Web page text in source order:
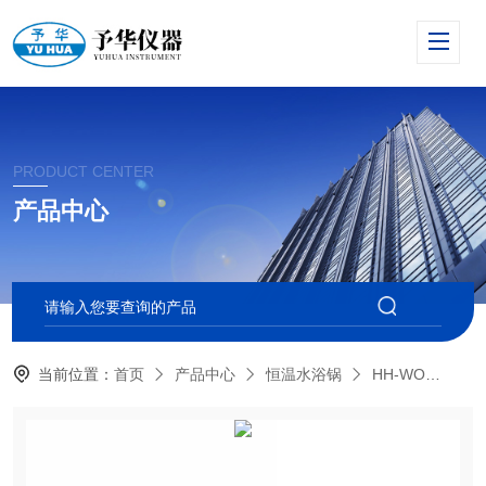
PRODUCT CENTER
产品中心
当前位置：首页 产品中心 恒温水浴锅 HH-WO